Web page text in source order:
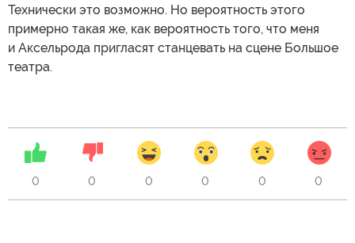
Технически это возможно. Но вероятность этого
примерно такая же, как вероятность того, что меня
и Аксельрода пригласят станцевать на сцене Большое
театра.
0 0 0 0 0 0